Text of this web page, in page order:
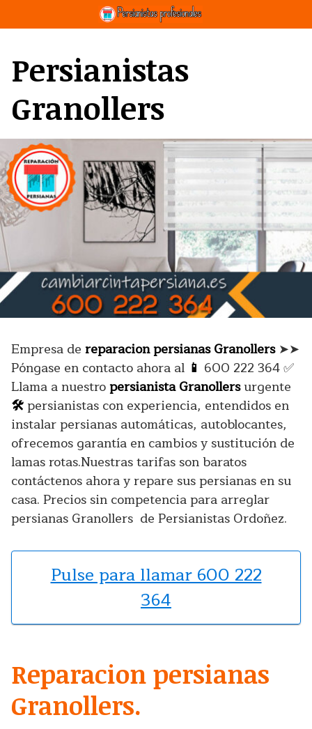
al
Persianistas
Granollers
Empresa de reparacion persianas Granollers➤➤
Póngase en contacto ahora al 📱 600 222 364✅
Llama a nuestropersianista Granollersurgente
🛠️persianistas con experiencia, entendidos en
instalar persianas automáticas, autoblocantes,
ofrecemos garantía en cambios y sustitución de
lamas rotas.Nuestras tarifas son baratos
contáctenos ahora y repare sus persianas en su
casa. Precios sin competencia para arreglar
persianas Granollers de Persianistas Ordoñez.
Pulse para llamar 600 222
364
Reparacion persianas
Granollers.